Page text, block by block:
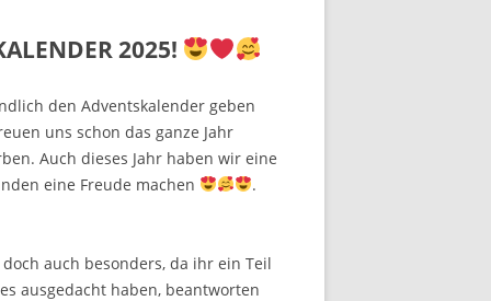
2025!
den Adventskalender geben
uns schon das ganze Jahr
Auch dieses Jahr haben wir eine
eine Freude machen
.
auch besonders, da ihr ein Teil
ausgedacht haben, beantworten